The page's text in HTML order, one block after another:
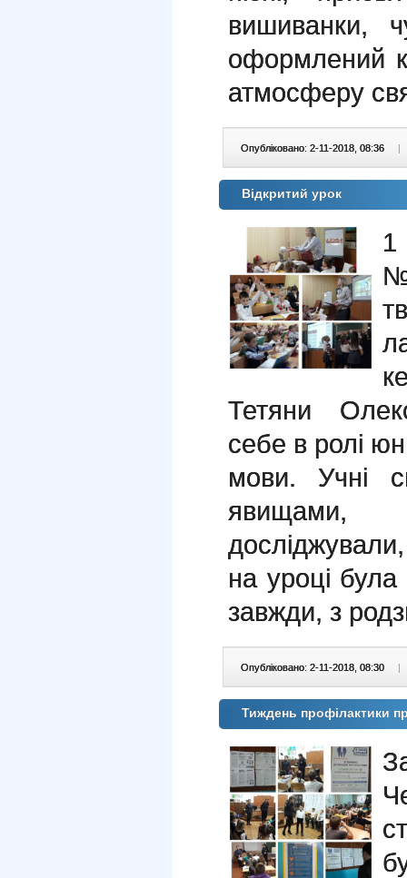
вишиванки,
оформлений
атмосферу
Опубліковано: 2-11-2018, 08:36 |
Відкритий урок
1
Тетяни
себе в ролі
мови. Учні
явищами,
на уроці
завжди, з
Опубліковано: 2-11-2018, 08:30 |
Тиждень профілактики